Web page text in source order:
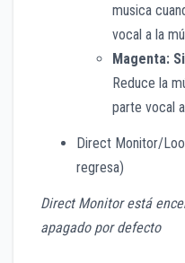
musica
vocal a la
Magenta:
Reduce la
parte vocal
Direct Monitor/
regresa)
Direct Monitor está
apagado por defecto